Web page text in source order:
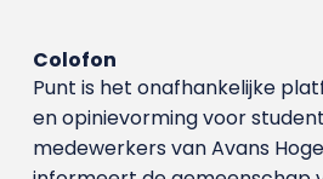
Colofon
Punt is het onafhankelijke
en opinievorming voor
medewerkers van Avans